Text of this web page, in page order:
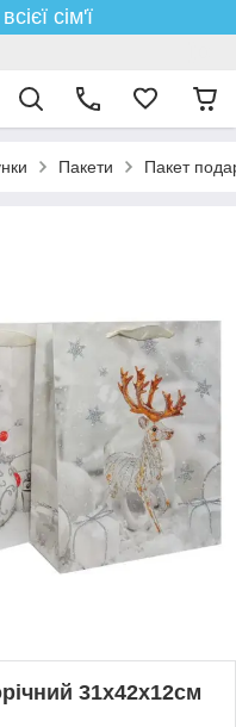
сім'ї
Пакети Пакет
31х42х12см